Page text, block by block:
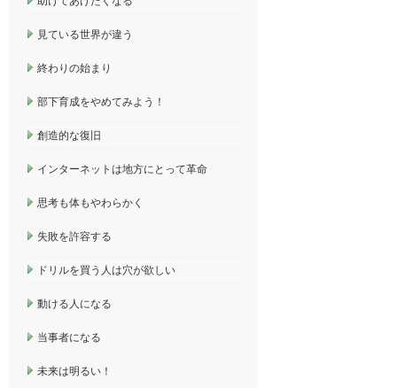
見ている世界が違う
終わりの始まり
部下育成をやめてみよう！
創造的な復旧
インターネットは地方にとって革命
思考も体もやわらかく
失敗を許容する
ドリルを買う人は穴が欲しい
動ける人になる
当事者になる
未来は明るい！